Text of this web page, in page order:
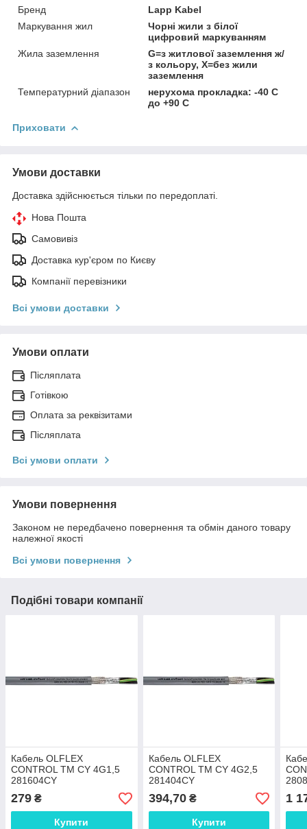
Бренд
Lapp Kabel
Маркування жил
Чорні жили з білої
цифровий маркуванням
Жила заземлення
G=з житлової заземлення ж/
з кольору, Х=без жили
заземлення
Температурний діапазон
нерухома прокладка: -40 C
до +90 C
Приховати
Умови доставки
Доставка здійснюється тільки по передоплаті.
Нова Пошта
Самовивіз
Доставка кур'єром по Києву
Компанії перевізники
Всі умови доставки
Умови оплати
Післяплата
Готівкою
Оплата за реквізитами
Післяплата
Всі умови оплати
Умови повернення
Законом не передбачено повернення та обмін даного товару
належної якості
Всі умови повернення
Подібні товари компанії
Кабель OLFLEX
CONTROL TM CY 4G1,5
281604CY
279 ₴
Купити
Кабель OLFLEX
CONTROL TM CY 4G2,5
281404CY
394,70₴
Купити
1